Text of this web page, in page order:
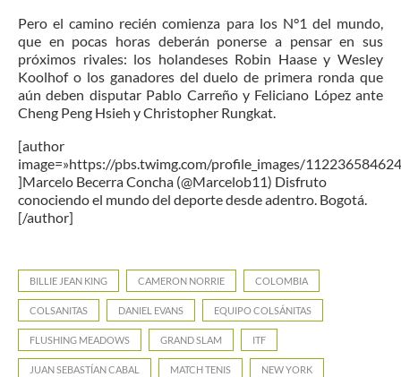
Pero el camino recién comienza para los N°1 del mundo,
que en pocas horas deberán ponerse a pensar en sus
próximos rivales: los holandeses Robin Haase y Wesley
Koolhof o los ganadores del duelo de primera ronda que
aún deben disputar Pablo Carreño y Feliciano López ante
Cheng Peng Hsieh y Christopher Rungkat.
[author
image=»https://pbs.twimg.com/profile_images/
]Marcelo Becerra Concha (@Marcelob11) Disfruto
conociendo el mundo del deporte desde adentro. Bogotá.
[/author]
BILLIE JEAN KING CAMERON NORRIE COLOMBIA
COLSANITAS DANIEL EVANS EQUIPO COLSÁNITAS
FLUSHING MEADOWS GRAND SLAM ITF
JUAN SEBASTÍAN CABAL MATCH TENIS NEW YORK